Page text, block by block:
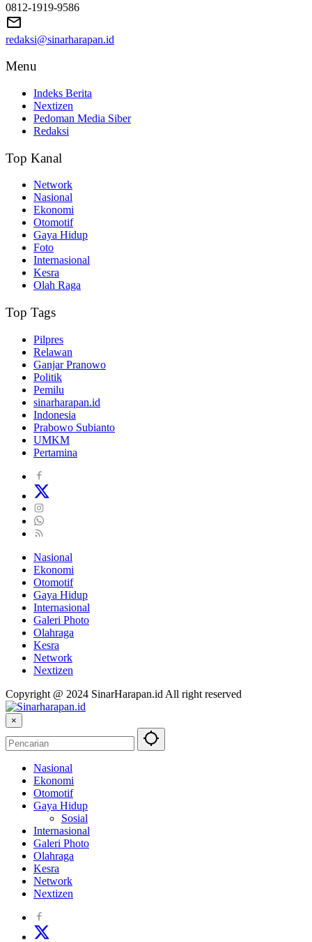
0812-1919-9586
redaksi@sinarharapan.id
Menu
Indeks Berita
Nextizen
Pedoman Media Siber
Redaksi
Top Kanal
Network
Nasional
Ekonomi
Otomotif
Gaya Hidup
Foto
Internasional
Kesra
Olah Raga
Top Tags
Pilpres
Relawan
Ganjar Pranowo
Politik
Pemilu
sinarharapan.id
Indonesia
Prabowo Subianto
UMKM
Pertamina
Nasional
Ekonomi
Otomotif
Gaya Hidup
Internasional
Galeri Photo
Olahraga
Kesra
Network
Nextizen
Copyright @ 2024 SinarHarapan.id All right reserved
×
Nasional
Ekonomi
Otomotif
Gaya Hidup
Sosial
Internasional
Galeri Photo
Olahraga
Kesra
Network
Nextizen